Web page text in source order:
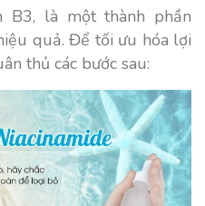
B3, là một thành phần
quả. Để tối ưu hóa lợi
thủ các bước sau: